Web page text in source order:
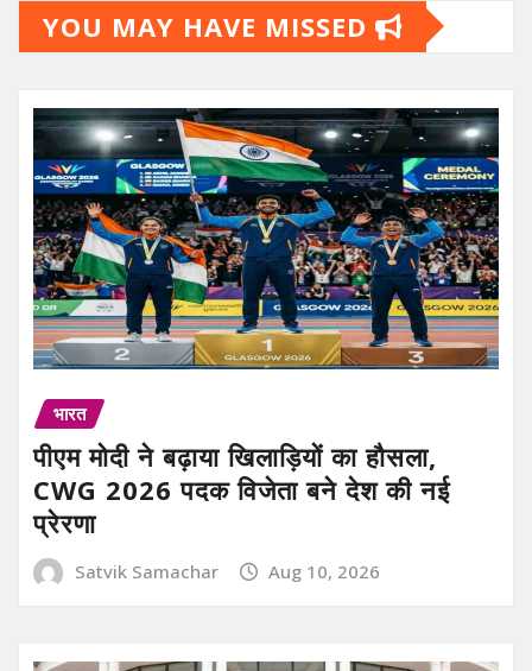
YOU MAY HAVE MISSED
भारत
पीएम मोदी ने बढ़ाया खिलाड़ियों का हौसला,
CWG 2026 पदक विजेता बने देश की नई
प्रेरणा
Satvik Samachar Aug 10, 2026